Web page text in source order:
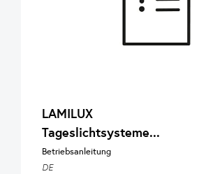
LAMILUX
Tageslichtsysteme...
Betriebsanleitung
DE